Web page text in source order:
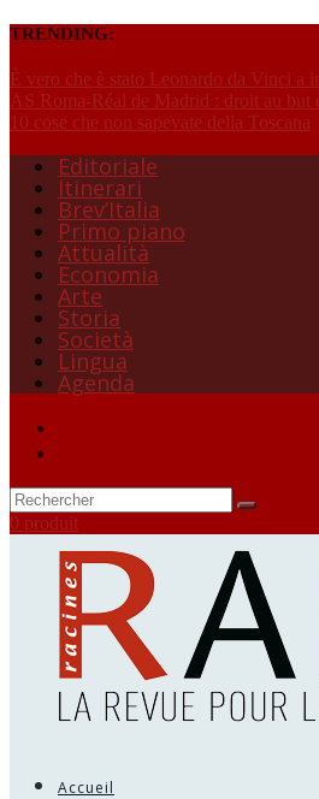
TRENDING:
È vero che è stato Leonardo da Vinci a
AS Roma-Réal de Madrid : droit au but
10 cose che non sapevate della Toscana
Editoriale
Itinerari
Brev’Italia
Primo piano
Attualità
Economia
Arte
Storia
Società
Lingua
Agenda
0 produit
Accueil